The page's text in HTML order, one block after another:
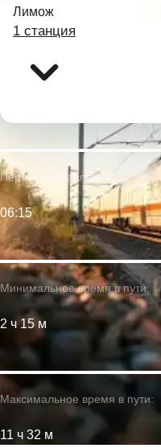
Лимож
1 станция
Минимальное время в пути:
2 ч 15 м
Первое отправление:
06:15
Максимальное время в пути:
11 ч 32 м